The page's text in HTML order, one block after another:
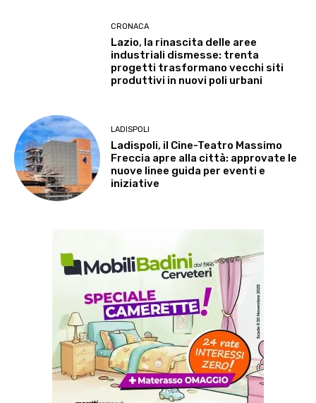
CRONACA
Lazio, la rinascita delle aree
industriali dismesse: trenta
progetti trasformano vecchi siti
produttivi in nuovi poli urbani
LADISPOLI
Ladispoli, il Cine-Teatro Massimo
Freccia apre alla città: approvate le
nuove linee guida per eventi e
iniziative